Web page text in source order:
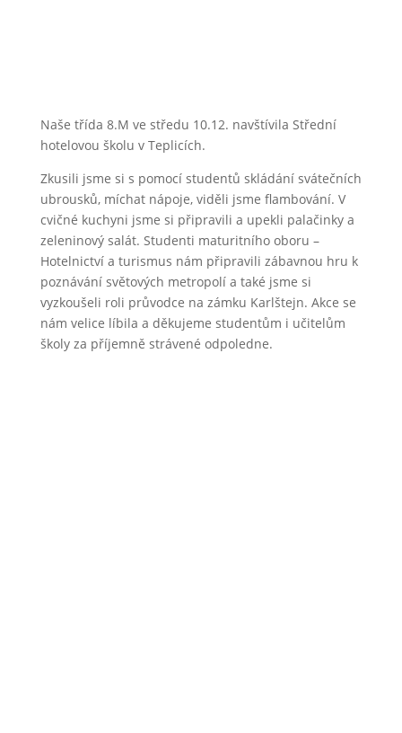
Naše třída 8.M ve středu 10.12. navštívila Střední
hotelovou školu v Teplicích.
Zkusili jsme si s pomocí studentů skládání svátečních
ubrousků, míchat nápoje, viděli jsme flambování. V
cvičné kuchyni jsme si připravili a upekli palačinky a
zeleninový salát. Studenti maturitního oboru –
Hotelnictví a turismus nám připravili zábavnou hru k
poznávání světových metropolí a také jsme si
vyzkoušeli roli průvodce na zámku Karlštejn. Akce se
nám velice líbila a děkujeme studentům i učitelům
školy za příjemně strávené odpoledne.